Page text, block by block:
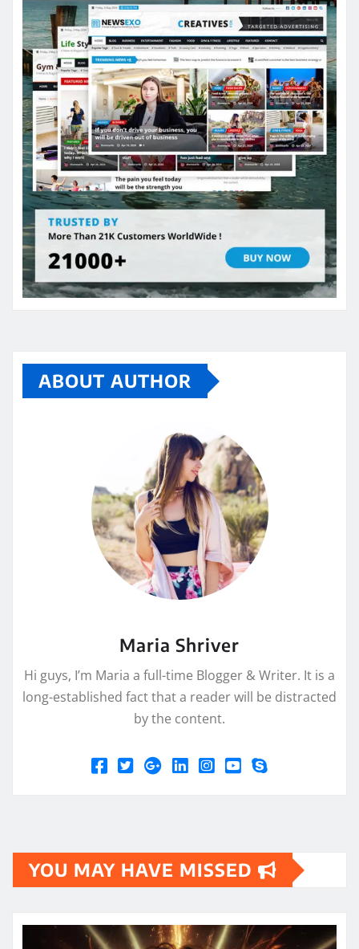
ABOUT AUTHOR
Maria Shriver
Hi guys, I’m Maria a full-time Blogger & Writer. It is a
long-established fact that a reader will be distracted
by the content.
YOU MAY HAVE MISSED